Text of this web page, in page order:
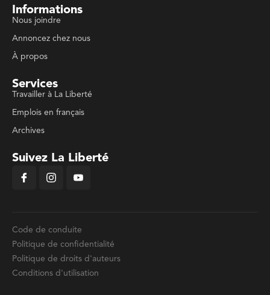
Informations
Nous joindre
Annoncez chez nous
À propos
Services
Travailler à La Liberté
Emplois en français
Archives
Suivez La Liberté
Code de conduite
Politique de confidentialité
Politique de droits d'auteurs
Conditions d'utilisation